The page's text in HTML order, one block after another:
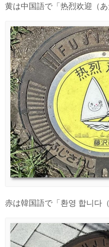
黄は中国語で「热烈欢迎（あ
赤は韓国語で「환영 합니다